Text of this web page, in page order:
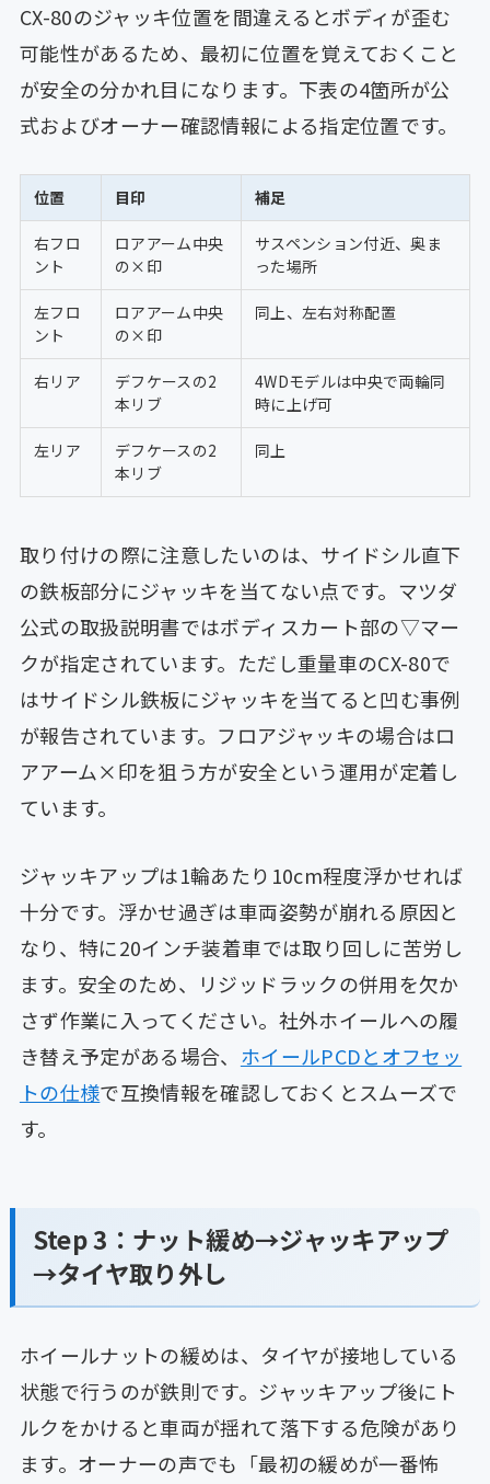
CX-80のジャッキ位置を間違えるとボディが歪む
可能性があるため、最初に位置を覚えておくこと
が安全の分かれ目になります。下表の4箇所が公
式およびオーナー確認情報による指定位置です。
位置 目印 補足
右フロ
ント
ロアアーム中央
の×印
サスペンション付近、奥ま
った場所
左フロ
ント
ロアアーム中央
の×印
同上、左右対称配置
右リア
デフケースの2
本リブ
4WDモデルは中央で両輪同
時に上げ可
左リア
デフケースの2
本リブ
同上
取り付けの際に注意したいのは、サイドシル直下
の鉄板部分にジャッキを当てない点です。マツダ
公式の取扱説明書ではボディスカート部の▽マー
クが指定されています。ただし重量車のCX-80で
はサイドシル鉄板にジャッキを当てると凹む事例
が報告されています。フロアジャッキの場合はロ
アアーム×印を狙う方が安全という運用が定着し
ています。
ジャッキアップは1輪あたり10cm程度浮かせれば
十分です。浮かせ過ぎは車両姿勢が崩れる原因と
なり、特に20インチ装着車では取り回しに苦労し
ます。安全のため、リジッドラックの併用を欠か
さず作業に入ってください。社外ホイールへの履
き替え予定がある場合、 ホイールPCDとオフセッ
トの仕様で互換情報を確認しておくとスムーズで
す。
Step 3：ナット緩め→ジャッキアップ
→タイヤ取り外し
ホイールナットの緩めは、タイヤが接地している
状態で行うのが鉄則です。ジャッキアップ後にト
ルクをかけると車両が揺れて落下する危険があり
ます。オーナーの声でも「最初の緩めが一番怖